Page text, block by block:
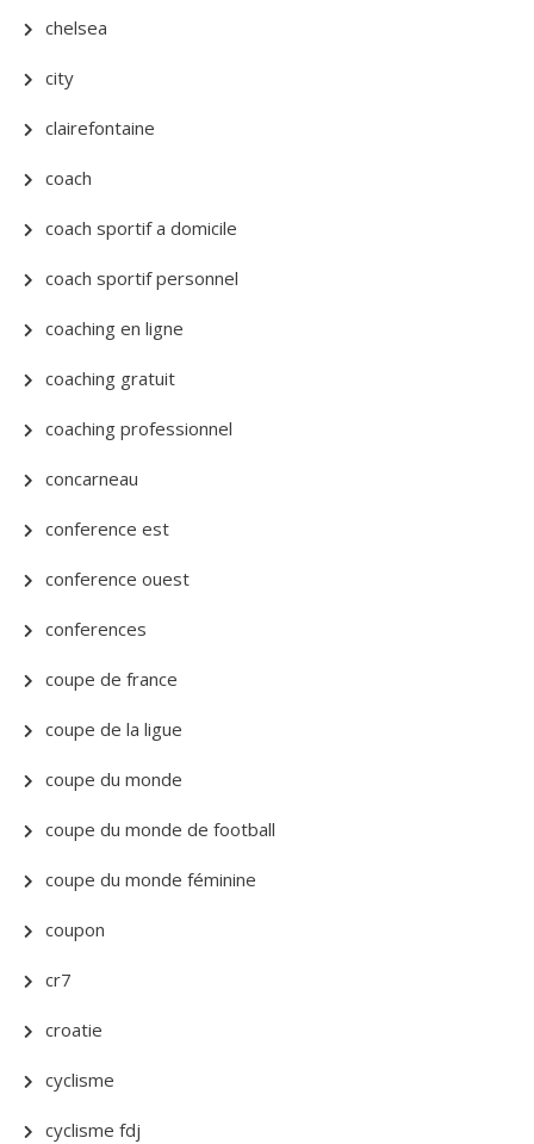
chelsea
city
clairefontaine
coach
coach sportif a domicile
coach sportif personnel
coaching en ligne
coaching gratuit
coaching professionnel
concarneau
conference est
conference ouest
conferences
coupe de france
coupe de la ligue
coupe du monde
coupe du monde de football
coupe du monde féminine
coupon
cr7
croatie
cyclisme
cyclisme fdj